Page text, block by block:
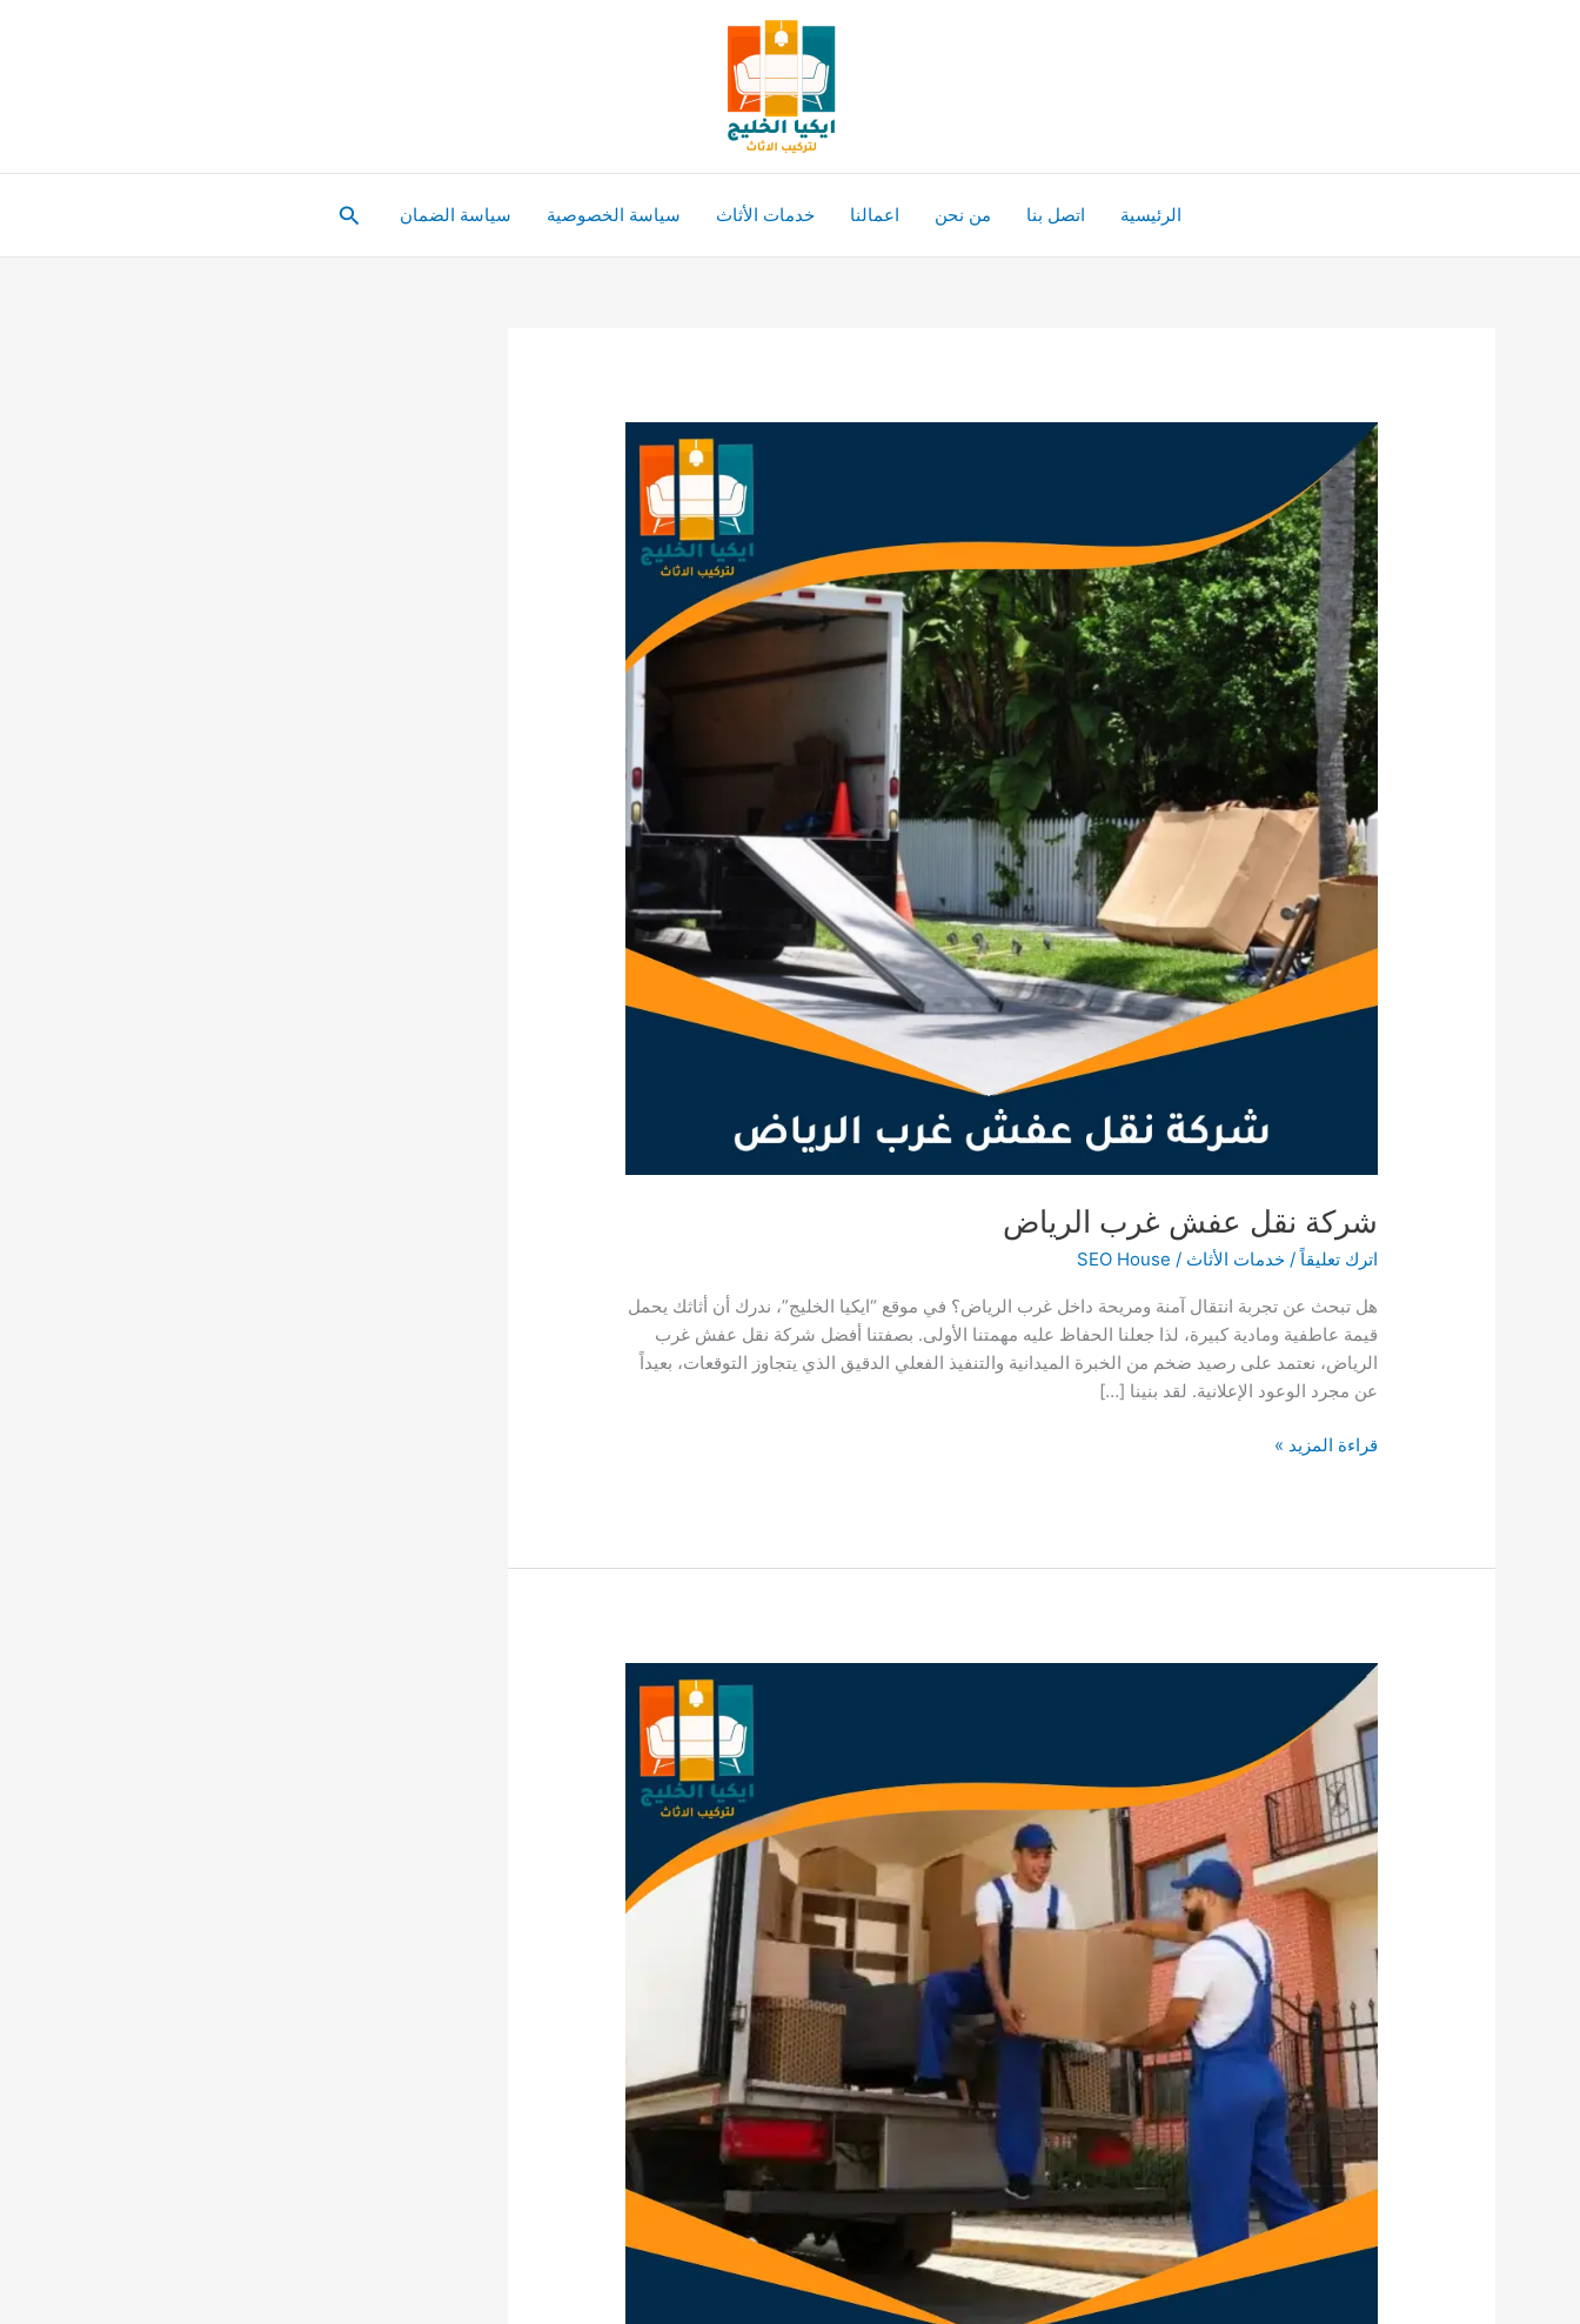
الرئيسية اتصل بنا من نحن اعمالنا خدمات الأثاث سياسة الخصوصية سياسة الضمان البحث
شركة نقل عفش غرب الرياض
اترك تعليقاً /خدمات الأثاث /
SEO House
هل تبحث عن تجربة انتقال آمنة ومريحة داخل غرب الرياض؟ في موقع “ايكيا الخليج”، ندرك أن أثاثك يحمل
قيمة عاطفية ومادية كبيرة، لذا جعلنا الحفاظ عليه مهمتنا الأولى. بصفتنا أفضل شركة نقل عفش غرب
الرياض، نعتمد على رصيد ضخم من الخبرة الميدانية والتنفيذ الفعلي الدقيق الذي يتجاوز التوقعات، بعيداً
عن مجرد الوعود الإعلانية. لقد بنينا […]
شركة
قراءة المزيد »